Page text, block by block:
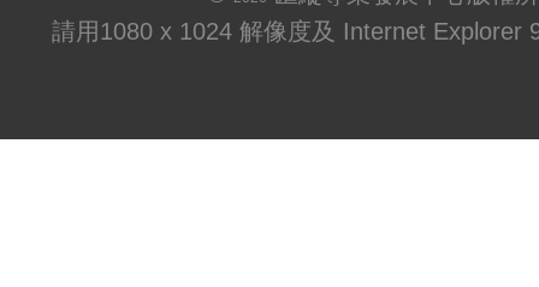
請用1080 x 1024 解像度及 Internet Explorer